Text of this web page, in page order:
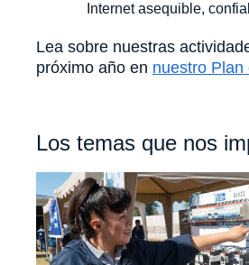
Internet asequible,
Lea sobre nuestras
próximo año en nuestro Plan
Los temas que nos